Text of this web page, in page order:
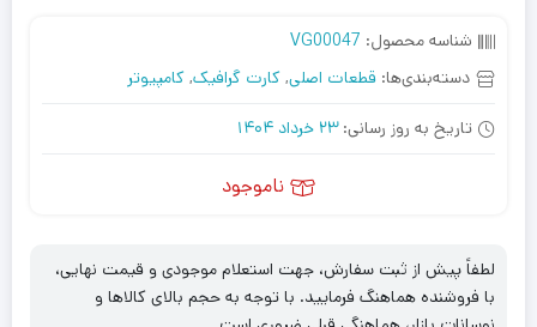
شناسه محصول: VG00047
دسته‌بندی‌ها: قطعات اصلی, کارت گرافیک, کامپیوتر
تاریخ به روز رسانی:23 خرداد 1404
ناموجود
لطفاً پیش از ثبت سفارش، جهت استعلام موجودی و قیمت نهایی،
با فروشنده هماهنگ فرمایید. با توجه به حجم بالای کالاها و